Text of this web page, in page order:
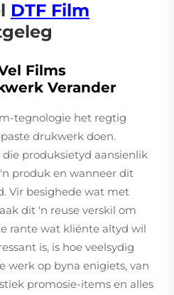
DTF Film
Films
Verander
tegnologie het regtig
drukwerk doen.
produksietyd aansienlik
produk en wanneer dit
Vir besighede wat met
dit 'n reuse verskil om
rante wat kliënte altyd wil
is, is hoe veelsydig
werk op byna enigiets, van
promosie-items en alles